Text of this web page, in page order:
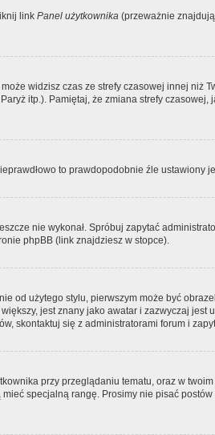
link Panel użytkownika (przeważnie
widzisz czas ze strefy czasowej innej
itp.). Pamiętaj, że zmiana strefy
to prawdopodobnie źle ustawiony
nie wykonał. Spróbuj zapytać
phpBB (link znajdziesz w stopce).
od użytego stylu, pierwszym może być
jest znany jako awatar i zazwyczaj
skontaktuj się z administratorami forum i
przy przeglądaniu tematu, oraz w
specjalną rangę. Prosimy nie pisać